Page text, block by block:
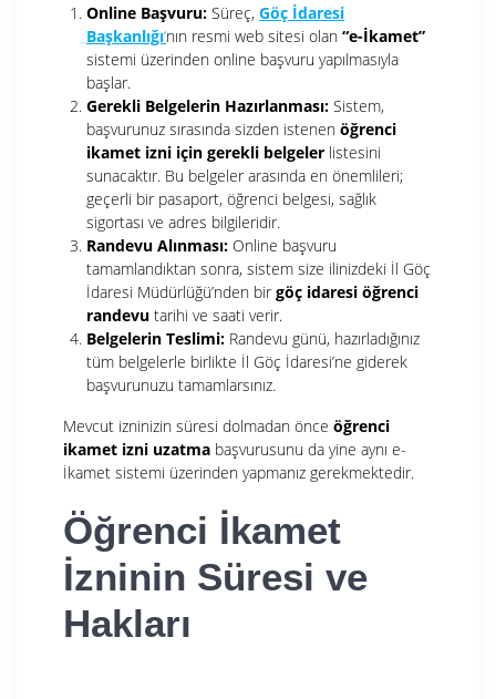
Online Başvuru: Süreç, Göç İdaresi
Başkanlığı‘nın resmi web sitesi olan “e-İkamet”
sistemi üzerinden online başvuru yapılmasıyla
başlar.
Gerekli Belgelerin Hazırlanması: Sistem,
başvurunuz sırasında sizden istenen öğrenci
ikamet izni için gerekli belgeler listesini
sunacaktır. Bu belgeler arasında en önemlileri;
geçerli bir pasaport, öğrenci belgesi, sağlık
sigortası ve adres bilgileridir.
Randevu Alınması: Online başvuru
tamamlandıktan sonra, sistem size ilinizdeki İl Göç
İdaresi Müdürlüğü’nden bir göç idaresi öğrenci
randevu tarihi ve saati verir.
Belgelerin Teslimi: Randevu günü, hazırladığınız
tüm belgelerle birlikte İl Göç İdaresi’ne giderek
başvurunuzu tamamlarsınız.
Mevcut izninizin süresi dolmadan önce öğrenci
ikamet izni uzatma başvurusunu da yine aynı e-
İkamet sistemi üzerinden yapmanız gerekmektedir.
Öğrenci İkamet
İzninin Süresi ve
Hakları